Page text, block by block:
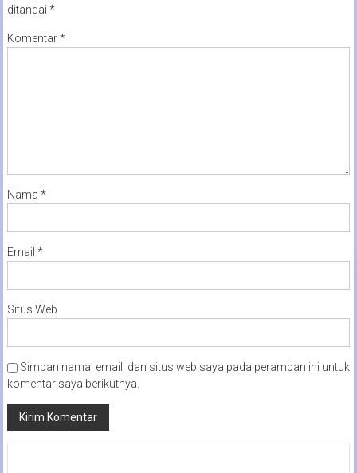
ditandai *
Komentar*
Nama *
Email *
Situs Web
Simpan nama, email, dan situs web saya pada peramban ini untuk
komentar saya berikutnya.